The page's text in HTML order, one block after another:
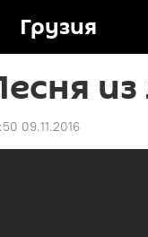
Грузия
09.11.2016